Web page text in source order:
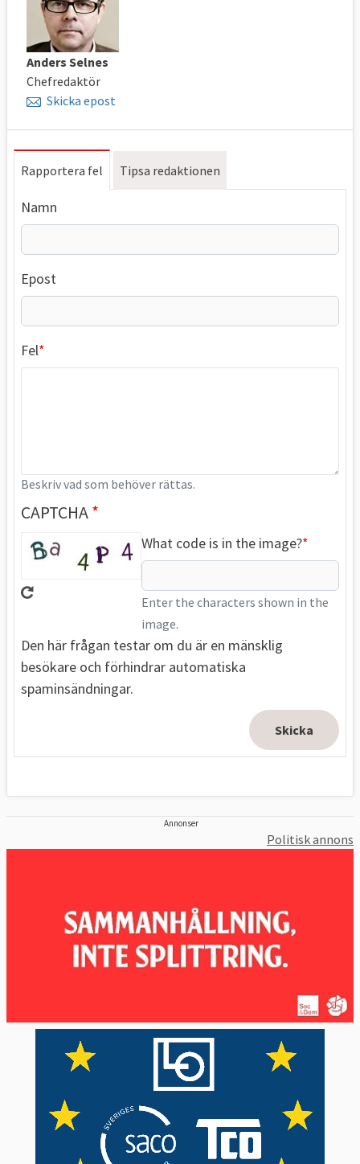
Anders Selnes
Chefredaktör
Skicka epost
Rapportera fel Tipsa redaktionen
Namn
Epost
Fel
Beskriv vad som behöver rättas.
CAPTCHA
What code is in the image?
Enter the characters shown in the
image.
Den här frågan testar om du är en mänsklig
besökare och förhindrar automatiska
spaminsändningar.
Annonser
Politisk annons